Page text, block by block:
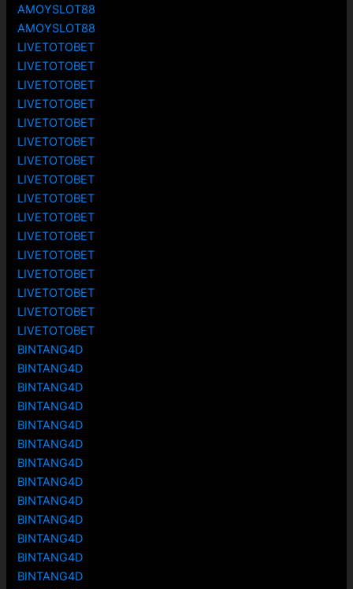
AMOYSLOT88
AMOYSLOT88
LIVETOTOBET
LIVETOTOBET
LIVETOTOBET
LIVETOTOBET
LIVETOTOBET
LIVETOTOBET
LIVETOTOBET
LIVETOTOBET
LIVETOTOBET
LIVETOTOBET
LIVETOTOBET
LIVETOTOBET
LIVETOTOBET
LIVETOTOBET
LIVETOTOBET
LIVETOTOBET
BINTANG4D
BINTANG4D
BINTANG4D
BINTANG4D
BINTANG4D
BINTANG4D
BINTANG4D
BINTANG4D
BINTANG4D
BINTANG4D
BINTANG4D
BINTANG4D
BINTANG4D